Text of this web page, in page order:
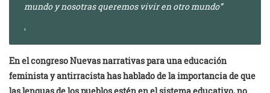
mundo y nosotras queremos vivir en otro mundo”
En el congreso Nuevas narrativas para una educación
feminista y antirracista has hablado de la importancia de que